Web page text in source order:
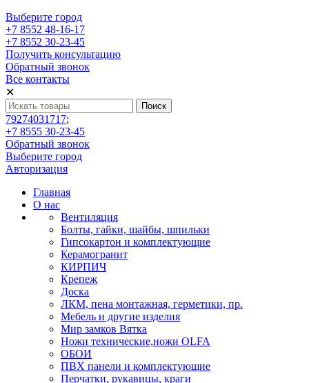
Выберите город
+7 8552 48-16-17
+7 8552 30-23-45
Получить консультацию
Обратный звонок
Все контакты
✕
79274031717;
+7 8555 30-23-45
Обратный звонок
Выберите город
Авторизация
Главная
О нас
Вентиляция
Болты, гайки, шайбы, шпильки
Гипсокартон и комплектующие
Керамогранит
КИРПИЧ
Крепеж
Доска
ЛКМ, пена монтажная, герметики, пр.
Мебель и другие изделия
Мир замков Вятка
Ножи технические,ножи OLFA
ОБОИ
ПВХ панели и комплектующие
Перчатки, рукавицы, краги